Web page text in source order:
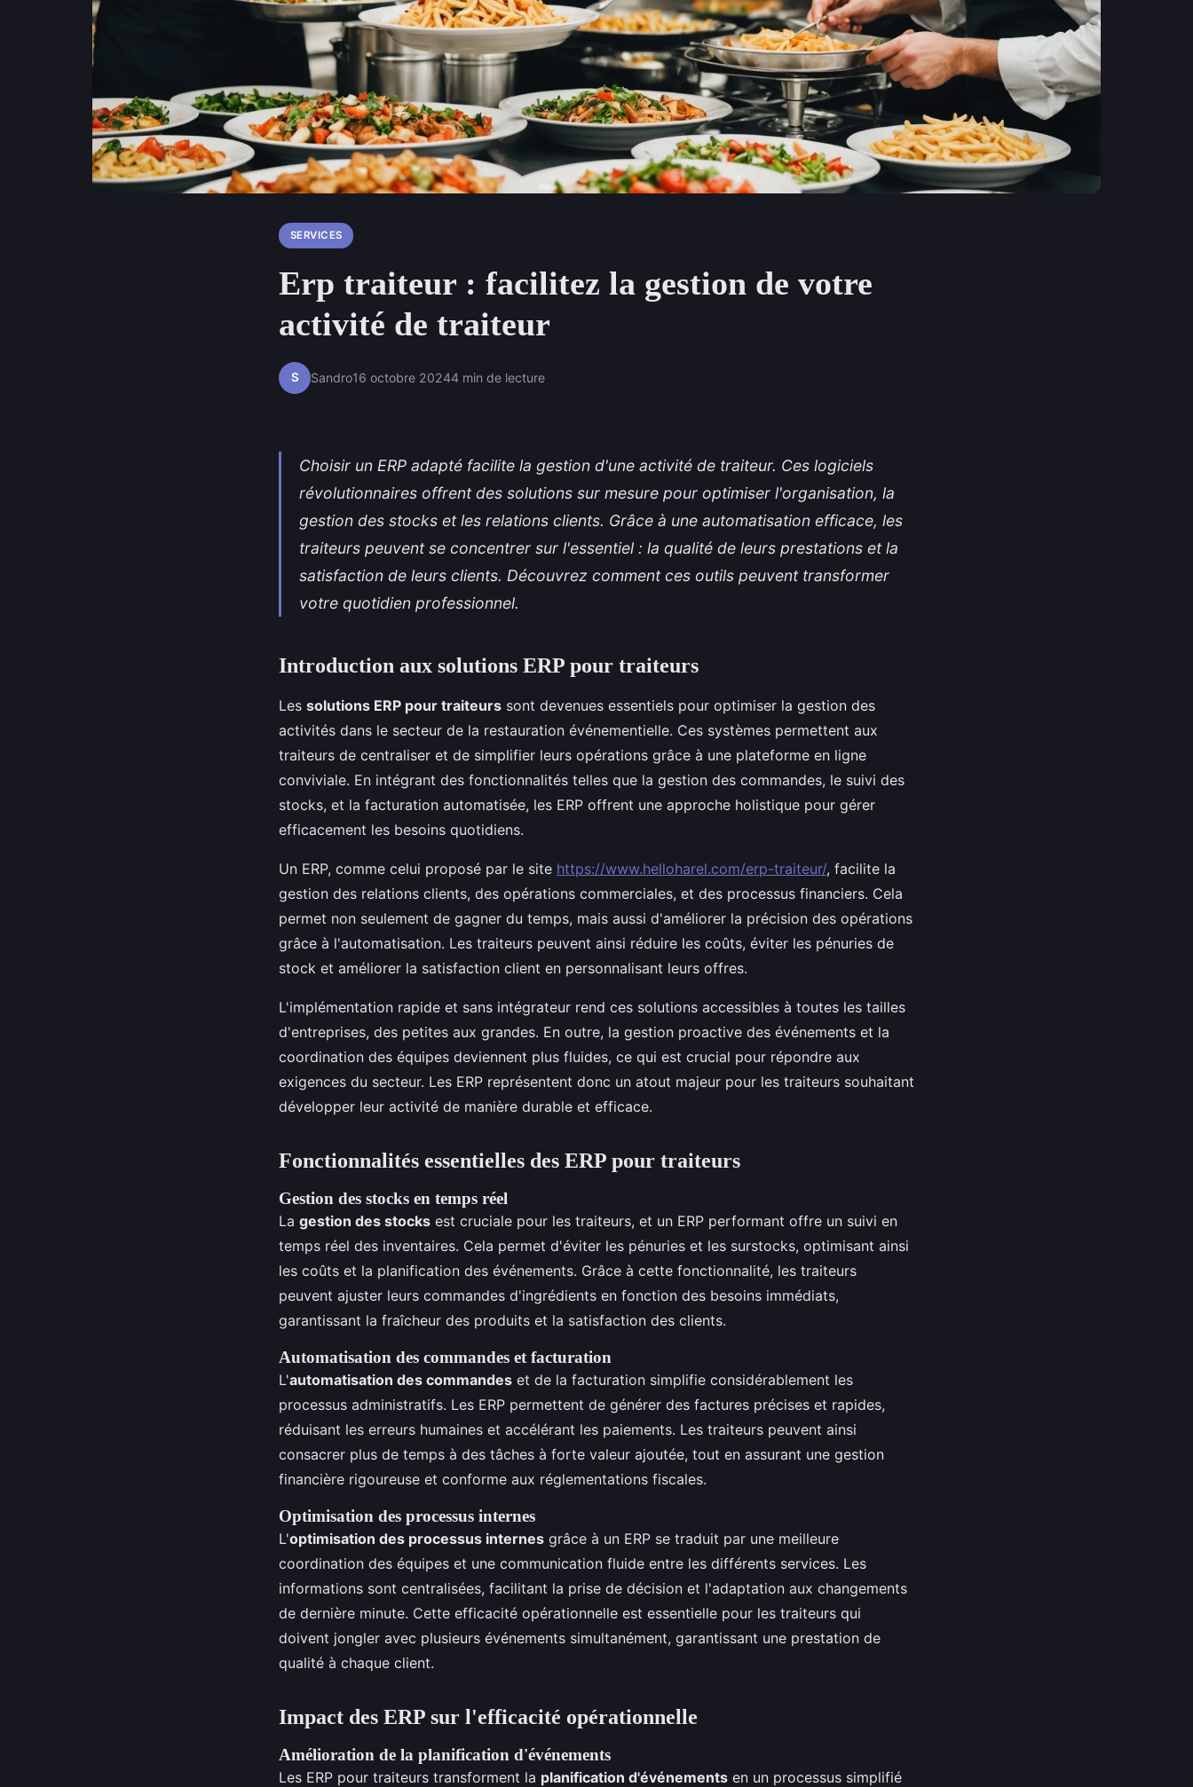
SERVICES
Erp traiteur : facilitez la gestion de votre
activité de traiteur
S Sandro16 octobre 20244 min de lecture
Choisir un ERP adapté facilite la gestion d'une activité de traiteur. Ces logiciels
révolutionnaires offrent des solutions sur mesure pour optimiser l'organisation, la
gestion des stocks et les relations clients. Grâce à une automatisation efficace, les
traiteurs peuvent se concentrer sur l'essentiel : la qualité de leurs prestations et la
satisfaction de leurs clients. Découvrez comment ces outils peuvent transformer
votre quotidien professionnel.
Introduction aux solutions ERP pour traiteurs
Les solutions ERP pour traiteurs sont devenues essentiels pour optimiser la gestion des
activités dans le secteur de la restauration événementielle. Ces systèmes permettent aux
traiteurs de centraliser et de simplifier leurs opérations grâce à une plateforme en ligne
conviviale. En intégrant des fonctionnalités telles que la gestion des commandes, le suivi des
stocks, et la facturation automatisée, les ERP offrent une approche holistique pour gérer
efficacement les besoins quotidiens.
Un ERP, comme celui proposé par le site https://www.helloharel.com/erp-traiteur/, facilite la
gestion des relations clients, des opérations commerciales, et des processus financiers. Cela
permet non seulement de gagner du temps, mais aussi d'améliorer la précision des opérations
grâce à l'automatisation. Les traiteurs peuvent ainsi réduire les coûts, éviter les pénuries de
stock et améliorer la satisfaction client en personnalisant leurs offres.
L'implémentation rapide et sans intégrateur rend ces solutions accessibles à toutes les tailles
d'entreprises, des petites aux grandes. En outre, la gestion proactive des événements et la
coordination des équipes deviennent plus fluides, ce qui est crucial pour répondre aux
exigences du secteur. Les ERP représentent donc un atout majeur pour les traiteurs souhaitant
développer leur activité de manière durable et efficace.
Fonctionnalités essentielles des ERP pour traiteurs
Gestion des stocks en temps réel
La gestion des stocks est cruciale pour les traiteurs, et un ERP performant offre un suivi en
temps réel des inventaires. Cela permet d'éviter les pénuries et les surstocks, optimisant ainsi
les coûts et la planification des événements. Grâce à cette fonctionnalité, les traiteurs
peuvent ajuster leurs commandes d'ingrédients en fonction des besoins immédiats,
garantissant la fraîcheur des produits et la satisfaction des clients.
Automatisation des commandes et facturation
L'automatisation des commandes et de la facturation simplifie considérablement les
processus administratifs. Les ERP permettent de générer des factures précises et rapides,
réduisant les erreurs humaines et accélérant les paiements. Les traiteurs peuvent ainsi
consacrer plus de temps à des tâches à forte valeur ajoutée, tout en assurant une gestion
financière rigoureuse et conforme aux réglementations fiscales.
Optimisation des processus internes
L'optimisation des processus internes grâce à un ERP se traduit par une meilleure
coordination des équipes et une communication fluide entre les différents services. Les
informations sont centralisées, facilitant la prise de décision et l'adaptation aux changements
de dernière minute. Cette efficacité opérationnelle est essentielle pour les traiteurs qui
doivent jongler avec plusieurs événements simultanément, garantissant une prestation de
qualité à chaque client.
Impact des ERP sur l'efficacité opérationnelle
Amélioration de la planification d'événements
Les ERP pour traiteurs transforment la planification d'événements en un processus simplifié